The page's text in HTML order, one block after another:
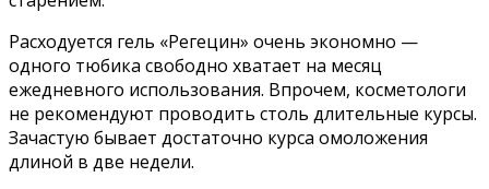
Расходуется гель «Регецин» очень экономно —
одного тюбика свободно хватает на месяц
ежедневного использования. Впрочем, косметологи
не рекомендуют проводить столь длительные курсы.
Зачастую бывает достаточно курса омоложения
длиной в две недели.